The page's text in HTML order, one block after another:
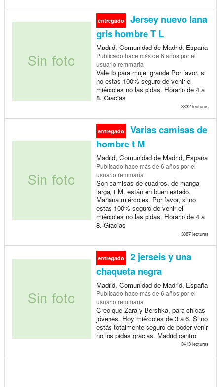
entregado
Jersey nuevo lana
gris hombre T L
Madrid, Comunidad de Madrid, España
Publicado hace más de 6 añospor el
usuario remmaria
Vale tb para mujer grande Por favor, si
no estas 100% seguro de venir el
miércoles no las pidas. Horario de 4 a
8. Gracias
3332 lecturas
entregado
Varias camisas de
hombre t M
Madrid, Comunidad de Madrid, España
Publicado hace más de 6 añospor el
usuario remmaria
Son camisas de cuadros, de manga
larga, t M, están en buen estado.
Mañana miércoles. Por favor, si no
estas 100% seguro de venir el
miércoles no las pidas. Horario de 4 a
8. Gracias
3367 lecturas
entregado
2 jerseis y una
chaqueta negra
Madrid, Comunidad de Madrid, España
Publicado hace más de 6 añospor el
usuario remmaria
Creo que Zara y Bershka, para chicas
jóvenes. Hoy miércoles de 3 a 6. Si no
estás totalmente seguro de poder venir
no los pidas gracias. Madrid centro
3413 lecturas